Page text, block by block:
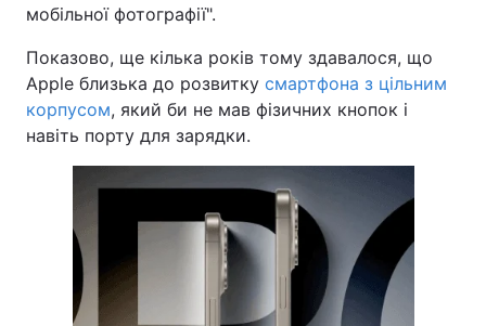
мобільної фотографії".
Показово, ще кілька років тому здавалося, що
Apple близька до розвитку смартфона з цільним
корпусом, який би не мав фізичних кнопок і
навіть порту для зарядки.